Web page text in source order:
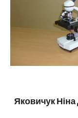
Яковичук